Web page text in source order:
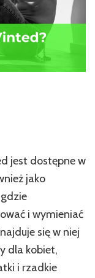
jest dostępne w
jako
i wymieniać
się w niej
dla kobiet,
i rzadkie